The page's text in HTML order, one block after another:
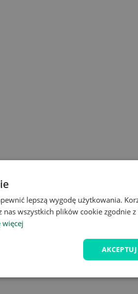
lepszą wygodę użytkowania.
nas wszystkich plików cookie zgodnie
więcej